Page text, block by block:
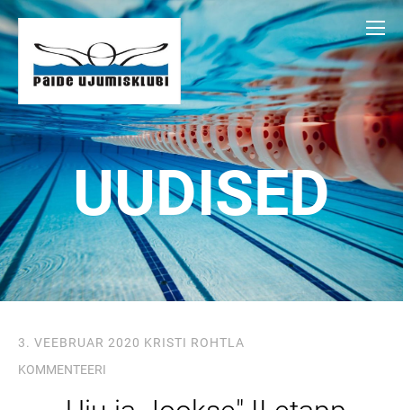
UUDISED
3. VEEBRUAR 2020 KRISTI ROHTLA
KOMMENTEERI